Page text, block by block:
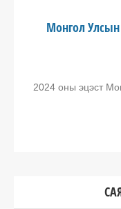
Монгол
2024 оны эцэст